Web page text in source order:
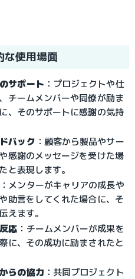
な使用場面
サポート ：プロジェクトや仕
チームメンバーや同僚が励ま
、そのサポートに感謝の気持
バック ： 顧客から製品やサー
感謝のメッセージを受けた場
と表現します。
： メンターがキャリアの成長や
助言をしてくれた場合に、そ
えます。
応 ： チームメンバーが成果を
に、その成功に励まされたと
らの協力 ：共同プロジェクト